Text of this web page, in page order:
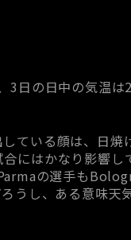
3日の日中の気温
ている顔は、日焼
にはかなり影響し
の選手も
うし、ある意味天